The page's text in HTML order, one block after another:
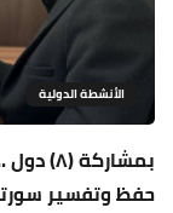
الأنشطة الدولية
حفظ وتفسير